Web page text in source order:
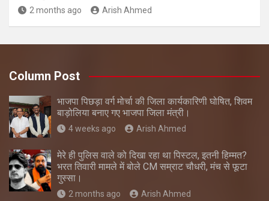
2 months ago Arish Ahmed
Column Post
भाजपा पिछड़ा वर्ग मोर्चा की जिला कार्यकारिणी घोषित, शिवम
बाड़ोलिया बनाए गए भाजपा जिला मंत्री।
4 weeks ago Arish Ahmed
मेरे ही पुलिस वाले को दिखा रहा था पिस्टल, इतनी हिम्मत?
भरत तिवारी मामले में बोले CM सम्राट चौधरी, मंच से फूटा
गुस्सा।
2 months ago Arish Ahmed